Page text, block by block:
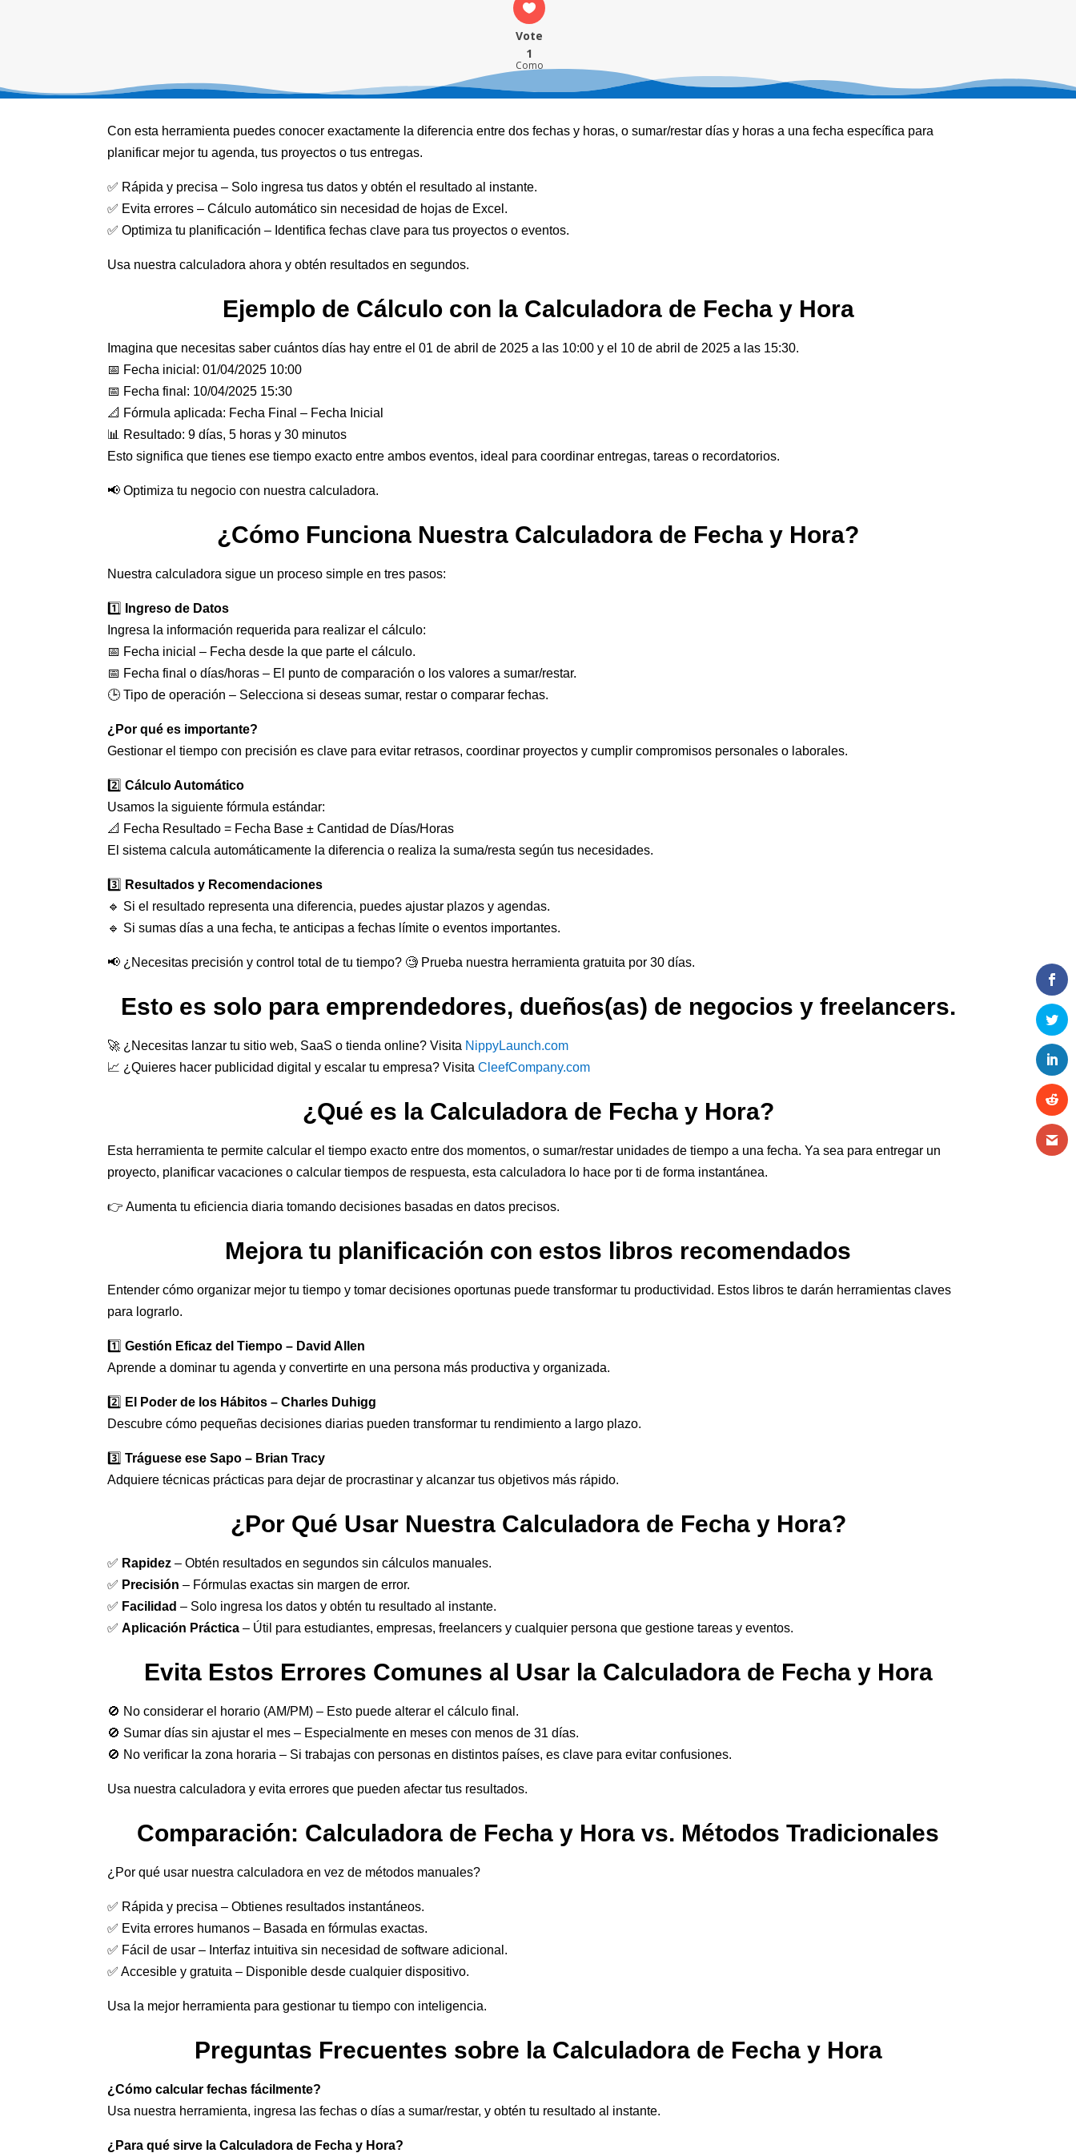
Vote
1
Como
Con esta herramienta puedes conocer exactamente la diferencia entre dos fechas y horas, o sumar/restar días y horas a una fecha específica para
planificar mejor tu agenda, tus proyectos o tus entregas.
✅ Rápida y precisa – Solo ingresa tus datos y obtén el resultado al instante.
✅ Evita errores – Cálculo automático sin necesidad de hojas de Excel.
✅ Optimiza tu planificación – Identifica fechas clave para tus proyectos o eventos.
Usa nuestra calculadora ahora y obtén resultados en segundos.
Ejemplo de Cálculo con la Calculadora de Fecha y Hora
Imagina que necesitas saber cuántos días hay entre el 01 de abril de 2025 a las 10:00 y el 10 de abril de 2025 a las 15:30.
📅 Fecha inicial: 01/04/2025 10:00
📅 Fecha final: 10/04/2025 15:30
📐 Fórmula aplicada: Fecha Final – Fecha Inicial
📊 Resultado: 9 días, 5 horas y 30 minutos
Esto significa que tienes ese tiempo exacto entre ambos eventos, ideal para coordinar entregas, tareas o recordatorios.
📢 Optimiza tu negocio con nuestra calculadora.
¿Cómo Funciona Nuestra Calculadora de Fecha y Hora?
Nuestra calculadora sigue un proceso simple en tres pasos:
1️⃣
Ingreso de Datos
Ingresa la información requerida para realizar el cálculo:
📅 Fecha inicial – Fecha desde la que parte el cálculo.
📅 Fecha final o días/horas – El punto de comparación o los valores a sumar/restar.
🕒 Tipo de operación – Selecciona si deseas sumar, restar o comparar fechas.
¿Por qué es importante?
Gestionar el tiempo con precisión es clave para evitar retrasos, coordinar proyectos y cumplir compromisos personales o laborales.
2️⃣Cálculo Automático
Usamos la siguiente fórmula estándar:
📐 Fecha Resultado = Fecha Base ± Cantidad de Días/Horas
El sistema calcula automáticamente la diferencia o realiza la suma/resta según tus necesidades.
3️⃣ Resultados y Recomendaciones
🔹 Si el resultado representa una diferencia, puedes ajustar plazos y agendas.
🔹 Si sumas días a una fecha, te anticipas a fechas límite o eventos importantes.
📢 ¿Necesitas precisión y control total de tu tiempo? 🧐 Prueba nuestra herramienta gratuita por 30 días.
Esto es solo para emprendedores, dueños(as) de negocios y freelancers.
🚀 ¿Necesitas lanzar tu sitio web, SaaS o tienda online? Visita NippyLaunch.com
📈 ¿Quieres hacer publicidad digital y escalar tu empresa? Visita CleefCompany.com
¿Qué es la Calculadora de Fecha y Hora?
Esta herramienta te permite calcular el tiempo exacto entre dos momentos, o sumar/restar unidades de tiempo a una fecha. Ya sea para entregar un
proyecto, planificar vacaciones o calcular tiempos de respuesta, esta calculadora lo hace por ti de forma instantánea.
👉 Aumenta tu eficiencia diaria tomando decisiones basadas en datos precisos.
Mejora tu planificación con estos libros recomendados
Entender cómo organizar mejor tu tiempo y tomar decisiones oportunas puede transformar tu productividad. Estos libros te darán herramientas claves
para lograrlo.
1️⃣Gestión Eficaz del Tiempo – David Allen
Aprende a dominar tu agenda y convertirte en una persona más productiva y organizada.
2️⃣ El Poder de los Hábitos – Charles Duhigg
Descubre cómo pequeñas decisiones diarias pueden transformar tu rendimiento a largo plazo.
3️⃣Tráguese ese Sapo – Brian Tracy
Adquiere técnicas prácticas para dejar de procrastinar y alcanzar tus objetivos más rápido.
¿Por Qué Usar Nuestra Calculadora de Fecha y Hora?
✅ Rapidez – Obtén resultados en segundos sin cálculos manuales.
✅ Precisión – Fórmulas exactas sin margen de error.
✅ Facilidad – Solo ingresa los datos y obtén tu resultado al instante.
✅Aplicación Práctica – Útil para estudiantes, empresas, freelancers y cualquier persona que gestione tareas y eventos.
Evita Estos Errores Comunes al Usar la Calculadora de Fecha y Hora
🚫 No considerar el horario (AM/PM) – Esto puede alterar el cálculo final.
🚫 Sumar días sin ajustar el mes – Especialmente en meses con menos de 31 días.
🚫 No verificar la zona horaria – Si trabajas con personas en distintos países, es clave para evitar confusiones.
Usa nuestra calculadora y evita errores que pueden afectar tus resultados.
Comparación: Calculadora de Fecha y Hora vs. Métodos Tradicionales
¿Por qué usar nuestra calculadora en vez de métodos manuales?
✅ Rápida y precisa – Obtienes resultados instantáneos.
✅ Evita errores humanos – Basada en fórmulas exactas.
✅ Fácil de usar – Interfaz intuitiva sin necesidad de software adicional.
✅ Accesible y gratuita – Disponible desde cualquier dispositivo.
Usa la mejor herramienta para gestionar tu tiempo con inteligencia.
Preguntas Frecuentes sobre la Calculadora de Fecha y Hora
¿Cómo calcular fechas fácilmente?
Usa nuestra herramienta, ingresa las fechas o días a sumar/restar, y obtén tu resultado al instante.
¿Para qué sirve la Calculadora de Fecha y Hora?